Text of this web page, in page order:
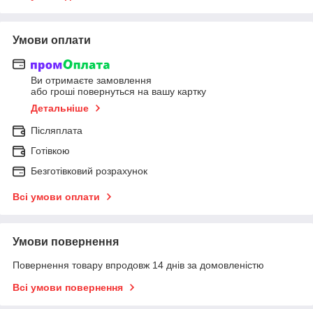
Умови оплати
Ви отримаєте замовлення
або гроші повернуться на вашу картку
Детальніше
Післяплата
Готівкою
Безготівковий розрахунок
Всі умови оплати
Умови повернення
Повернення товару впродовж 14 днів за домовленістю
Всі умови повернення